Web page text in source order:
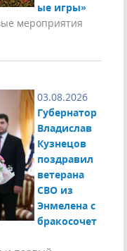
ые игры»
мероприятия
03.08.2026
Губернатор
Владислав
Кузнецов
поздравил
ветерана
СВО из
Энмелена с
бракосочет